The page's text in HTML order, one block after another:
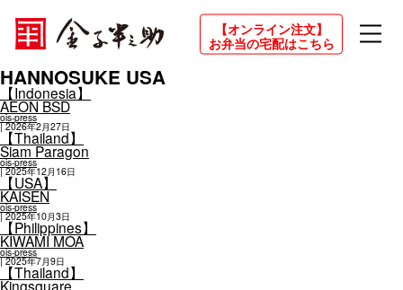
【オンライン注文】
お弁当の宅配はこちら
HANNOSUKE USA
【Indonesia】
AEON BSD
ois-press
|2026年2月27日
【Thailand】
Siam Paragon
ois-press
|2025年12月16日
【USA】
KAISEN
ois-press
|2025年10月3日
【Philippines】
KIWAMI MOA
ois-press
|2025年7月9日
【Thailand】
Kingsquare